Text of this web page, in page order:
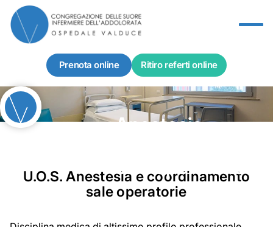
Specialità
Servizi
Chi siamo
Info e contatti
Area dipendenti
Prenota online Ritiro referti online
Anestesia
sale operatorie
U.O.S. Anestesia e coordinamento
sale operatorie